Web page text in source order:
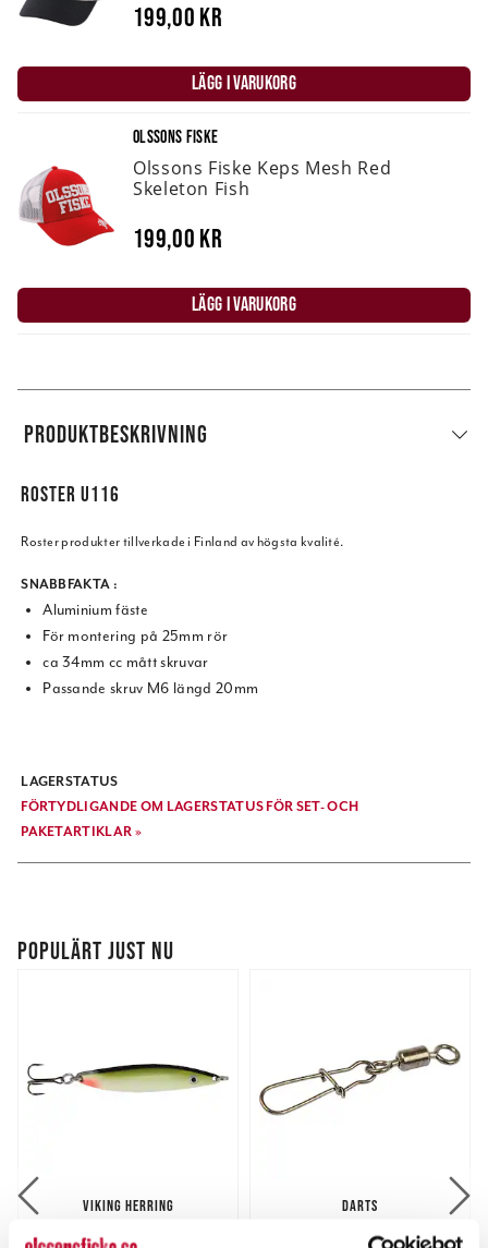
199,00 kr
LÄGG I VARUKORG
OLSSONS FISKE
Olssons Fiske Keps Mesh Red
Skeleton Fish
199,00 kr
LÄGG I VARUKORG
PRODUKTBESKRIVNING
ROSTER U116
Roster produkter tillverkade i Finland av högsta kvalité.
SNABBFAKTA :
Aluminium fäste
För montering på 25mm rör
ca 34mm cc mått skruvar
Passande skruv M6 längd 20mm
LAGERSTATUS
FÖRTYDLIGANDE OM LAGERSTATUS FÖR SET- OCH
PAKETARTIKLAR »
POPULÄRT JUST NU
VIKING HERRING DARTS